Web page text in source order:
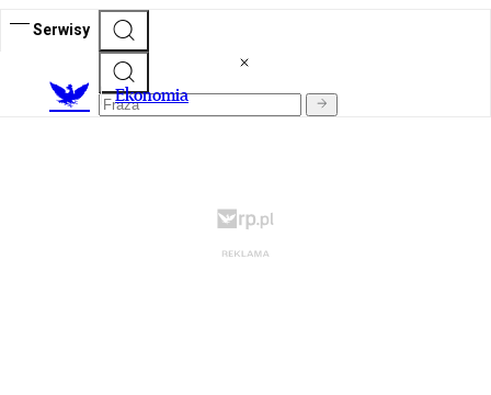
Serwisy
Ekonomia